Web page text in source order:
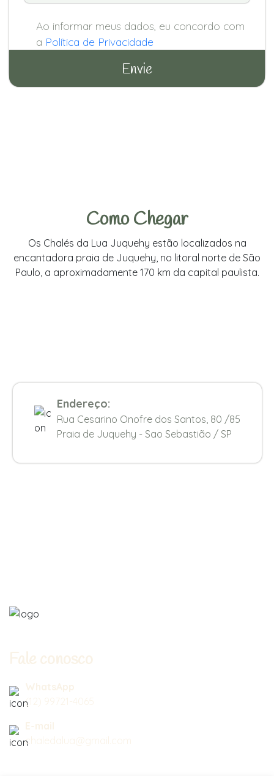
Ao informar meus dados, eu concordo com
a Política de Privacidade
Como Chegar
Os Chalés da Lua Juquehy estão localizados na
encantadora praia de Juquehy, no litoral norte de São
Paulo, a aproximadamente 170 km da capital paulista.
Endereço:
Rua Cesarino Onofre dos Santos, 80 /85
Praia de Juquehy - Sao Sebastião / SP
Fale conosco
WhatsApp
(12) 99721-4065
E-mail
chaledalua@gmail.com